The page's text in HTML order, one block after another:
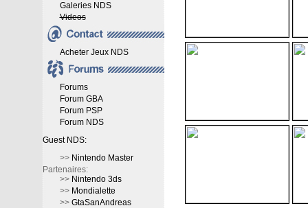
Galeries NDS
Videos
Acheter Jeux NDS
Forums
Forum GBA
Forum PSP
Forum NDS
Guest NDS:
>> Nintendo Master
Partenaires:
>> Nintendo 3ds
>> Mondialette
>> GtaSanAndreas